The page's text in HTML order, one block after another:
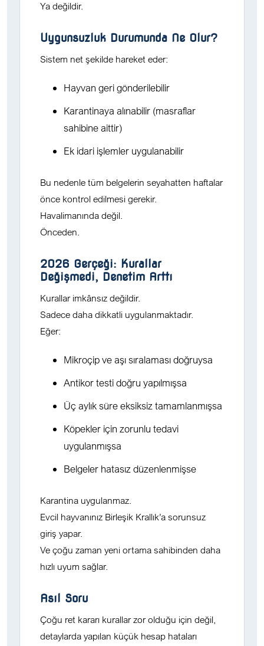
Ya değildir.
Uygunsuzluk Durumunda Ne Olur?
Sistem net şekilde hareket eder:
Hayvan geri gönderilebilir
Karantinaya alınabilir (masraflar
sahibine aittir)
Ek idari işlemler uygulanabilir
Bu nedenle tüm belgelerin seyahatten haftalar
önce kontrol edilmesi gerekir.
Havalimanında değil.
Önceden.
2026 Gerçeği: Kurallar
Değişmedi, Denetim Arttı
Kurallar imkânsız değildir.
Sadece daha dikkatli uygulanmaktadır.
Eğer:
Mikroçip ve aşı sıralaması doğruysa
Antikor testi doğru yapılmışsa
Üç aylık süre eksiksiz tamamlanmışsa
Köpekler için zorunlu tedavi
uygulanmışsa
Belgeler hatasız düzenlenmişse
Karantina uygulanmaz.
Evcil hayvanınız Birleşik Krallık’a sorunsuz
giriş yapar.
Ve çoğu zaman yeni ortama sahibinden daha
hızlı uyum sağlar.
Asıl Soru
Çoğu ret kararı kurallar zor olduğu için değil,
detaylarda yapılan küçük hesap hataları